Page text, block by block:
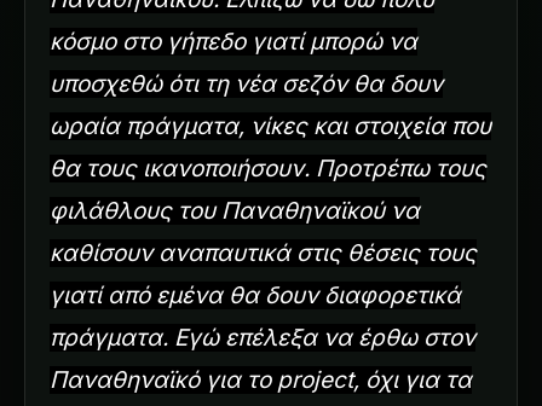
κόσμο στο γήπεδο γιατί μπορώ να
υποσχεθώ ότι τη νέα σεζόν θα δουν
ωραία πράγματα, νίκες και στοιχεία που
θα τους ικανοποιήσουν. Προτρέπω τους
φιλάθλους του Παναθηναϊκού να
καθίσουν αναπαυτικά στις θέσεις τους
γιατί από εμένα θα δουν διαφορετικά
πράγματα. Εγώ επέλεξα να έρθω στον
Παναθηναϊκό για το project, όχι για τα